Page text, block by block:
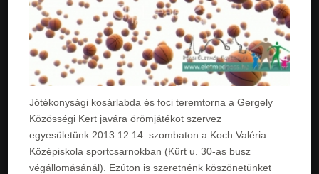
Jótékonysági kosárlabda és foci teremtorna a Gergely
Közösségi Kert javára örömjátékot szervez
egyesületünk 2013.12.14. szombaton a Koch Valéria
Középiskola sportcsarnokban (Kürt u. 30-as busz
végállomásánál). Ezúton is szeretnénk köszönetünket